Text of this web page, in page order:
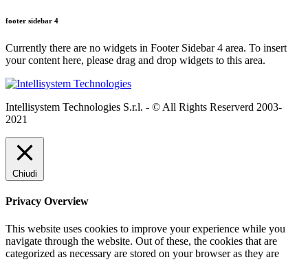
footer sidebar 4
Currently there are no widgets in Footer Sidebar 4 area. To insert
your content here, please drag and drop widgets to this area.
Intellisystem Technologies S.r.l. - © All Rights Reserverd 2003-
2021
Chiudi
Privacy Overview
This website uses cookies to improve your experience while you
navigate through the website. Out of these, the cookies that are
categorized as necessary are stored on your browser as they are